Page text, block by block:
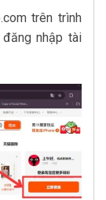
trên trình
đăng nhập tài